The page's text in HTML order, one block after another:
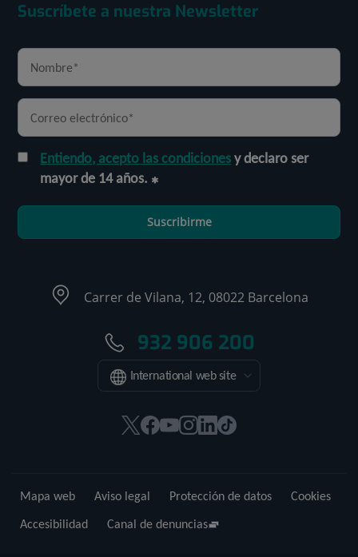
Suscríbete a nuestra Newsletter
Entiendo, acepto las condicionesy declaro ser
mayor de 14 años.
Suscribirme
Carrer de Vilana, 12, 08022 Barcelona
932 906 200
International web site
Este
en
una
Este
en
una
Este
en
una
Este
en
una
Este
en
una
Enlace
externa.
Mapa web Aviso legal Protección de datos
Cookies
Accesibilidad
Canal de denuncias